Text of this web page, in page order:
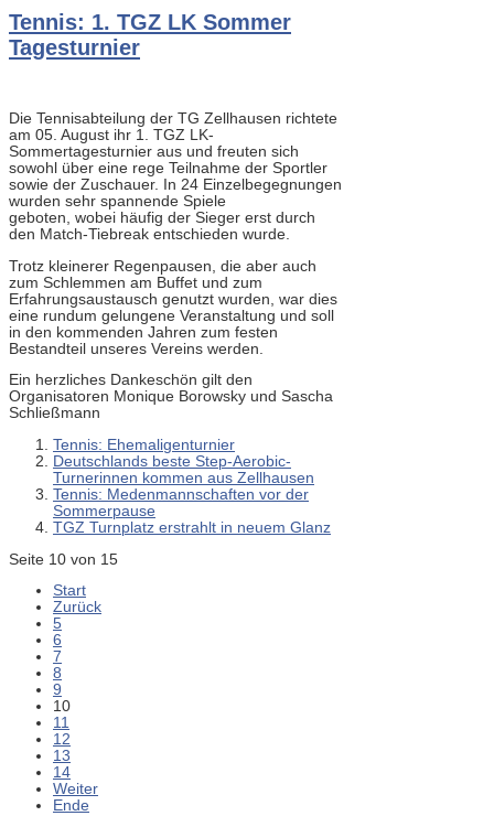
Tennis: 1. TGZ LK Sommer
Tagesturnier
Die Tennisabteilung der TG Zellhausen richtete
am 05. August ihr 1. TGZ LK-
Sommertagesturnier aus und freuten sich
sowohl über eine rege Teilnahme der Sportler
sowie der Zuschauer. In 24 Einzelbegegnungen
wurden sehr spannende Spiele
geboten, wobei häufig der Sieger erst durch
den Match-Tiebreak entschieden wurde.
Trotz kleinerer Regenpausen, die aber auch
zum Schlemmen am Buffet und zum
Erfahrungsaustausch genutzt wurden, war dies
eine rundum gelungene Veranstaltung und soll
in den kommenden Jahren zum festen
Bestandteil unseres Vereins werden.
Ein herzliches Dankeschön gilt den
Organisatoren Monique Borowsky und Sascha
Schließmann
Tennis: Ehemaligenturnier
Deutschlands beste Step-Aerobic-
Turnerinnen kommen aus Zellhausen
Tennis: Medenmannschaften vor der
Sommerpause
TGZ Turnplatz erstrahlt in neuem Glanz
Seite 10 von 15
Start
Zurück
5
6
7
8
9
10
11
12
13
14
Weiter
Ende